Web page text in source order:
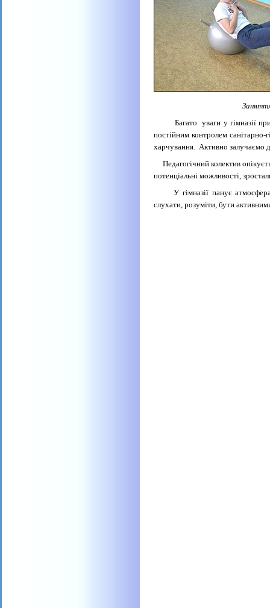
Заняття
Багато уваги у гімназії
постійним контролем санітарно-
харчування. Активно залучаємо
Педагогічний колектив
потенціальні можливості,
У гімназії панує атмосфера
слухати, розуміти, бути